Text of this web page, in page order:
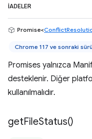
İADELER
Promise<
Chrome 117 ve sonraki
Promises yalnızca
desteklenir. Diğer
kullanılmalıdır.
getFileStatus()